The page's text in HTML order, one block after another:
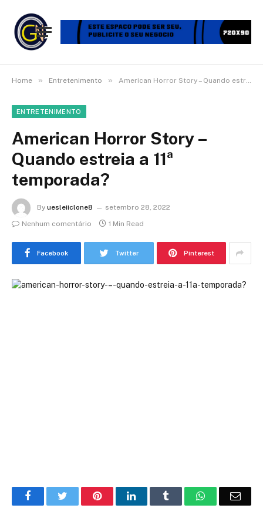
Home » Entretenimento » American Horror Story – Quando estreia a 11ª temporada?
ENTRETENIMENTO
American Horror Story –
Quando estreia a 11ª
temporada?
By uesleiiclone8
setembro 28, 2022
Nenhum comentário
1 Min Read
Facebook Twitter Pinterest
FacebookTwitter PinterestLinkedIn Tumblr WhatsApp